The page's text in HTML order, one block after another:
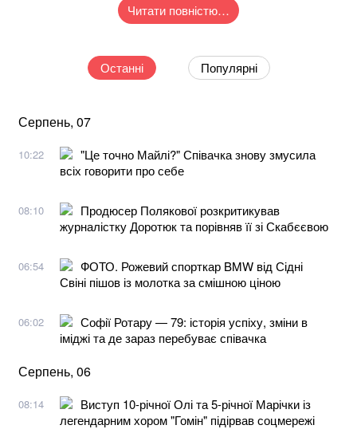
Читати повністю…
Останні Популярні
Серпень, 07
10:22
"Це точно Майлі?" Співачка знову змусила
всіх говорити про себе
08:10
Продюсер Полякової розкритикував
журналістку Доротюк та порівняв її зі Скабєєвою
06:54
ФОТО. Рожевий спорткар BMW від Сідні
Свіні пішов із молотка за смішною ціною
06:02
Софії Ротару — 79: історія успіху, зміни в
іміджі та де зараз перебуває співачка
Серпень, 06
08:14
Виступ 10-річної Олі та 5-річної Марічки із
легендарним хором "Гомін" підірвав соцмережі